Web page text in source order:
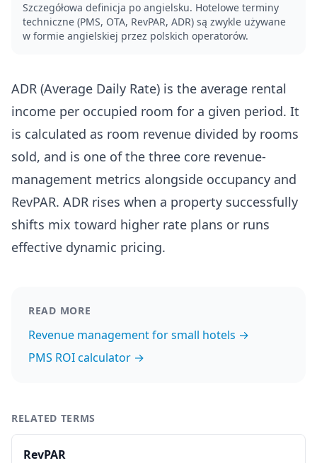
Szczegółowa definicja po angielsku. Hotelowe terminy
techniczne (PMS, OTA, RevPAR, ADR) są zwykle używane
w formie angielskiej przez polskich operatorów.
ADR (Average Daily Rate) is the average rental
income per occupied room for a given period. It
is calculated as room revenue divided by rooms
sold, and is one of the three core revenue-
management metrics alongside occupancy and
RevPAR. ADR rises when a property successfully
shifts mix toward higher rate plans or runs
effective dynamic pricing.
READ MORE
Revenue management for small hotels →
PMS ROI calculator →
RELATED TERMS
RevPAR